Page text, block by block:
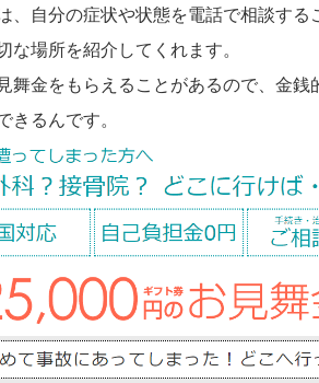
、自分の症状や状態を電話で相談す
な場所を紹介してくれます。
舞金をもらえることがあるので、金
きるんです。